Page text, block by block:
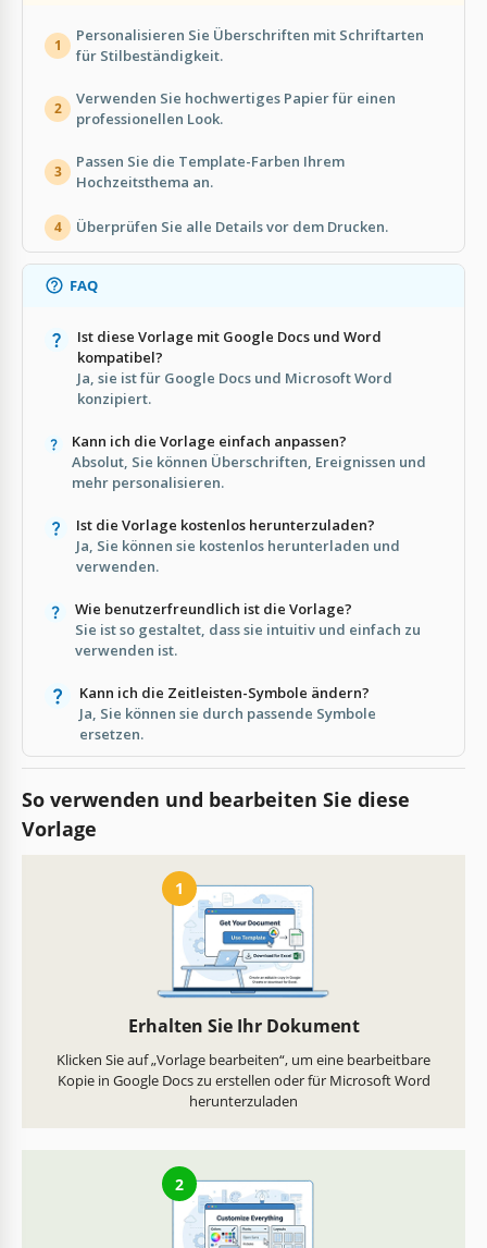
1
Personalisieren Sie Überschriften mit Schriftarten
für Stilbeständigkeit.
2
Verwenden Sie hochwertiges Papier für einen
professionellen Look.
3
Passen Sie die Template-Farben Ihrem
Hochzeitsthema an.
4 Überprüfen Sie alle Details vor dem Drucken.
FAQ
Ist diese Vorlage mit Google Docs und Word
kompatibel?
Ja, sie ist für Google Docs und Microsoft Word
konzipiert.
Kann ich die Vorlage einfach anpassen?
Absolut, Sie können Überschriften, Ereignissen und
mehr personalisieren.
Ist die Vorlage kostenlos herunterzuladen?
Ja, Sie können sie kostenlos herunterladen und
verwenden.
Wie benutzerfreundlich ist die Vorlage?
Sie ist so gestaltet, dass sie intuitiv und einfach zu
verwenden ist.
Kann ich die Zeitleisten-Symbole ändern?
Ja, Sie können sie durch passende Symbole
ersetzen.
So verwenden und bearbeiten Sie diese
Vorlage
1
Erhalten Sie Ihr Dokument
Klicken Sie auf „Vorlage bearbeiten“, um eine bearbeitbare
Kopie in Google Docs zu erstellen oder für Microsoft Word
herunterzuladen
2